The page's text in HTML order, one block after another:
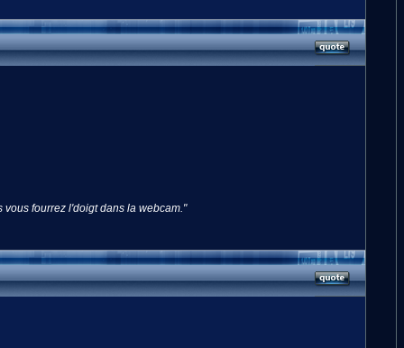
vous fourrez l'doigt dans la webcam."